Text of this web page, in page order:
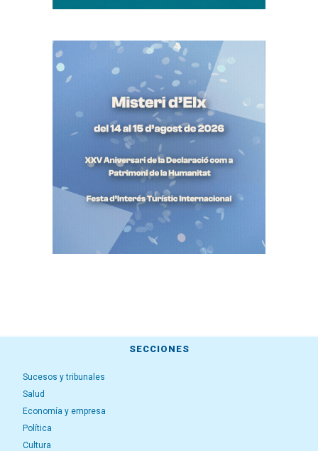
SECCIONES
Sucesos y tribunales
Salud
Economía y empresa
Política
Cultura